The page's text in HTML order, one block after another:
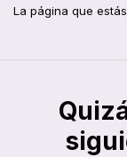
La página que